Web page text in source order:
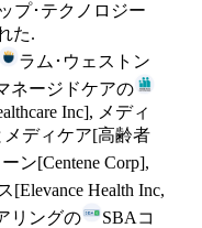
プ･テクノロジー
た.
ラム･ウェストン
ネージドケアの
Inc], メディ
ディケア[高齢者
ン[Centene Corp],
[Elevance Health Inc,
リングの
SBAコ